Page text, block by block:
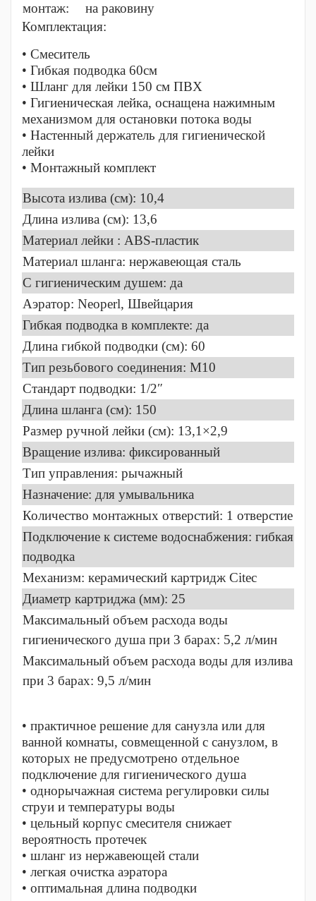
монтаж:
на раковину
Комплектация:
• Смеситель
• Гибкая подводка 60см
• Шланг для лейки 150 см ПВХ
• Гигиеническая лейка, оснащена нажимным
механизмом для остановки потока воды
• Настенный держатель для гигиенической
лейки
• Монтажный комплект
Высота излива (см): 10,4
Длина излива (см): 13,6
Материал лейки : ABS-пластик
Материал шланга: нержавеющая сталь
C гигиеническим душем: да
Аэратор: Neoperl, Швейцария
Гибкая подводка в комплекте: да
Длина гибкой подводки (см): 60
Тип резьбового соединения: M10
Стандарт подводки: 1/2″
Длина шланга (см): 150
Размер ручной лейки (см): 13,1×2,9
Вращение излива: фиксированный
Тип управления: рычажный
Назначение: для умывальника
Количество монтажных отверстий: 1 отверстие
Подключение к системе водоснабжения: гибкая
подводка
Механизм: керамический картридж Citec
Диаметр картриджа (мм): 25
Максимальный объем расхода воды
гигиенического душа при 3 барах: 5,2 л/мин
Максимальный объем расхода воды для излива
при 3 барах: 9,5 л/мин
• практичное решение для санузла или для
ванной комнаты, совмещенной с санузлом, в
которых не предусмотрено отдельное
подключение для гигиенического душа
• однорычажная система регулировки силы
струи и температуры воды
• цельный корпус смесителя снижает
вероятность протечек
• шланг из нержавеющей стали
• легкая очистка аэратора
• оптимальная длина подводки